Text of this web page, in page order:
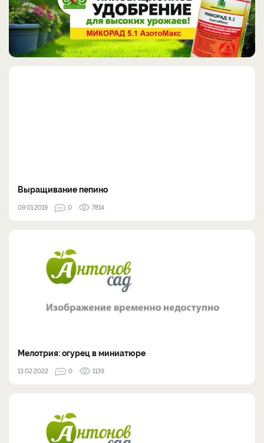
Выращивание пепино
09.01.2019 0 7814
Мелотрия: огурец в миниатюре
13.02.2022 0 1139